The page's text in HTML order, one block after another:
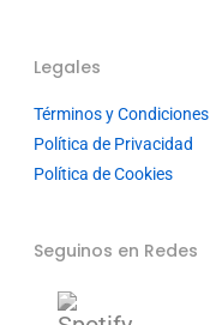
Legales
Términos y Condiciones
Política de Privacidad
Política de Cookies
Seguinos en Redes